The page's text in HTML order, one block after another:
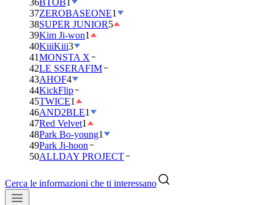
36BTOB1
37ZEROBASEONE1
38SUPER JUNIOR5
39Kim Ji-won1
40KiiiKiii3
41MONSTA X
42LE SSERAFIM
43AHOF4
44KickFlip
45TWICE1
46AND2BLE1
47Red Velvet1
48Park Bo-young1
49Park Ji-hoon
50ALLDAY PROJECT
Cerca le informazioni che ti interessano